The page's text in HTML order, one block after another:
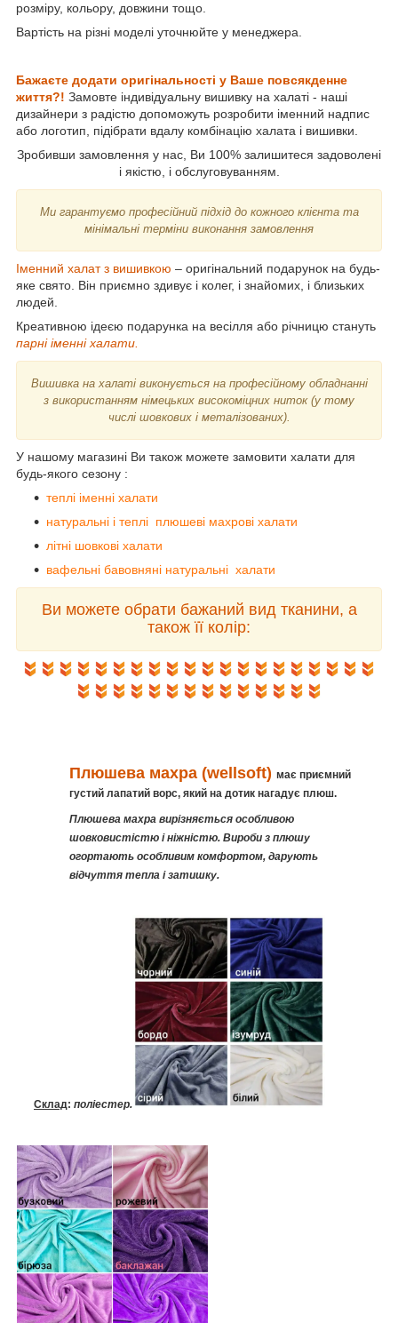
розміру, кольору, довжини тощо.
Вартість на різні моделі уточнюйте у менеджера.
Бажаєте додати оригінальності у Ваше повсякденне
життя?! Замовте індивідуальну вишивку на халаті - наші
дизайнери з радістю допоможуть розробити іменний надпис
або логотип, підібрати вдалу комбінацію халата і вишивки.
Зробивши замовлення у нас, Ви 100% залишитеся задоволені
і якістю, і обслуговуванням.
Ми гарантуємо професійний підхід до кожного клієнта та
мінімальні терміни виконання замовлення
Іменний халат з вишивкою – оригінальний подарунок на будь-
яке свято. Він приємно здивує і колег, і знайомих, і близьких
людей.
Креативною ідеєю подарунка на весілля або річницю стануть
парні іменні халати.
Вишивка на халаті виконується на професійному обладнанні
з використанням німецьких високоміцних ниток (у тому
числі шовкових і металізованих).
У нашому магазині Ви також можете замовити халати для
будь-якого сезону :
теплі іменні халати
натуральні і теплі плюшеві махрові халати
літні шовкові халати
вафельні бавовняні натуральні халати
Ви можете обрати бажаний вид тканини, а
також її колір:
Плюшева махра (wellsoft) має приємний
густий лапатий ворс, який на дотик нагадує плюш.
Плюшева махра вирізняється особливою
шовковистістю і ніжністю. Вироби з плюшу
огортають особливим комфортом, дарують
відчуття тепла і затишку.
Склад: поліестер.